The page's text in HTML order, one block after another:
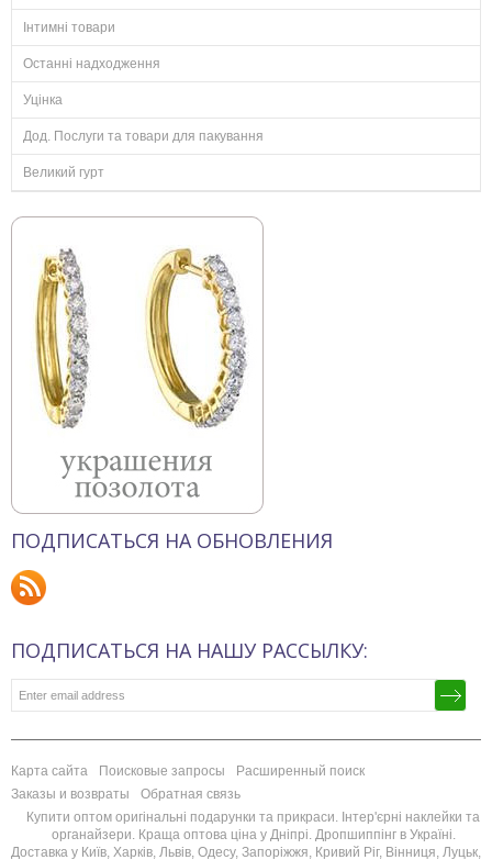
Інтимні товари
Останні надходження
Уцінка
Дод. Послуги та товари для пакування
Великий гурт
ПОДПИСАТЬСЯ НА ОБНОВЛЕНИЯ
ПОДПИСАТЬСЯ НА НАШУ РАССЫЛКУ:
Карта сайта Поисковые запросы
Расширенный поиск
Заказы и возвраты
Обратная связь
Купити оптом оригінальні подарунки та прикраси. Інтер'єрні наклейки та
органайзери. Краща оптова ціна у Дніпрі. Дропшиппінг в Україні.
Доставка у Київ, Харків, Львів, Одесу, Запоріжжя, Кривий Ріг, Вінниця, Луцьк,